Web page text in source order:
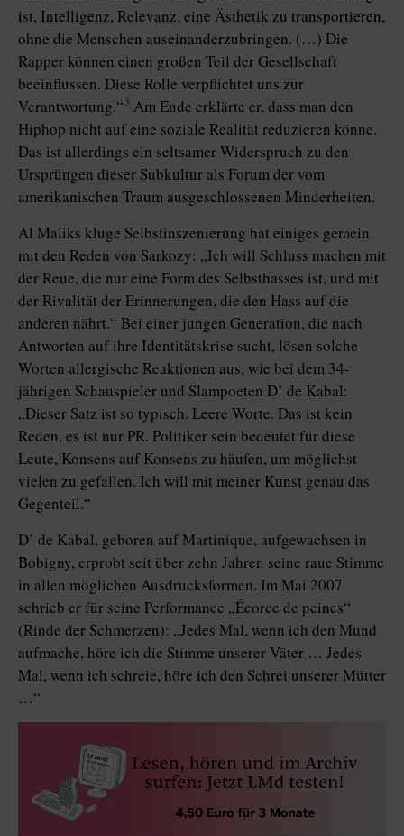
ist, Intelligenz, Relevanz, eine Ästhetik zu transportieren,
ohne die Menschen auseinanderzubringen. (…) Die
Rapper können einen großen Teil der Gesellschaft
beeinflussen. Diese Rolle verpflichtet uns zur
Verantwortung.“3 Am Ende erklärte er, dass man den
Hiphop nicht auf eine soziale Realität reduzieren könne.
Das ist allerdings ein seltsamer Widerspruch zu den
Ursprüngen dieser Subkultur als Forum der vom
amerikanischen Traum ausgeschlossenen Minderheiten.
Al Maliks kluge Selbstinszenierung hat einiges gemein
mit den Reden von Sarkozy: „Ich will Schluss machen mit
der Reue, die nur eine Form des Selbsthasses ist, und mit
der Rivalität der Erinnerungen, die den Hass auf die
anderen nährt.“ Bei einer jungen Generation, die nach
Antworten auf ihre Identitätskrise sucht, lösen solche
Worten allergische Reaktionen aus, wie bei dem 34-
jährigen Schauspieler und Slampoeten D’ de Kabal:
„Dieser Satz ist so typisch. Leere Worte. Das ist kein
Reden, es ist nur PR. Politiker sein bedeutet für diese
Leute, Konsens auf Konsens zu häufen, um möglichst
vielen zu gefallen. Ich will mit meiner Kunst genau das
Gegenteil.“
D’ de Kabal, geboren auf Martinique, aufgewachsen in
Bobigny, erprobt seit über zehn Jahren seine raue Stimme
in allen möglichen Ausdrucksformen. Im Mai 2007
schrieb er für seine Performance „Écorce de peines“
(Rinde der Schmerzen): „Jedes Mal, wenn ich den Mund
aufmache, höre ich die Stimme unserer Väter … Jedes
Mal, wenn ich schreie, höre ich den Schrei unserer Mütter
…“